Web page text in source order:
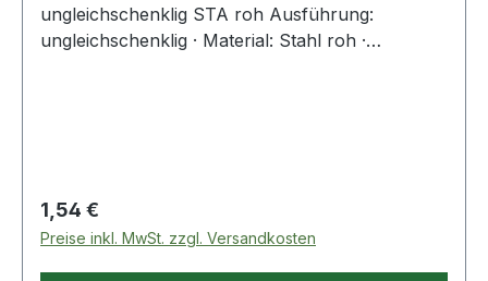
ungleichschenklig STA roh Ausführung:
ungleichschenklig · Material: Stahl roh ·
Regulärer Preis:
1,54 €
Preise inkl. MwSt. zzgl. Versandkosten